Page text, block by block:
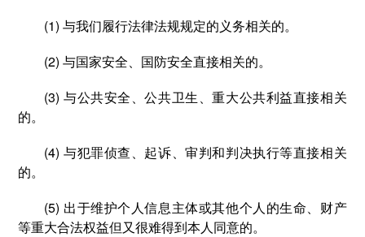
(1) 与我们履行法律法规规定的义务相关的。
(2) 与国家安全、国防安全直接相关的。
(3) 与公共安全、公共卫生、重大公共利益直接相关
的。
(4) 与犯罪侦查、起诉、审判和判决执行等直接相关
的。
(5) 出于维护个人信息主体或其他个人的生命、财产
等重大合法权益但又很难得到本人同意的。